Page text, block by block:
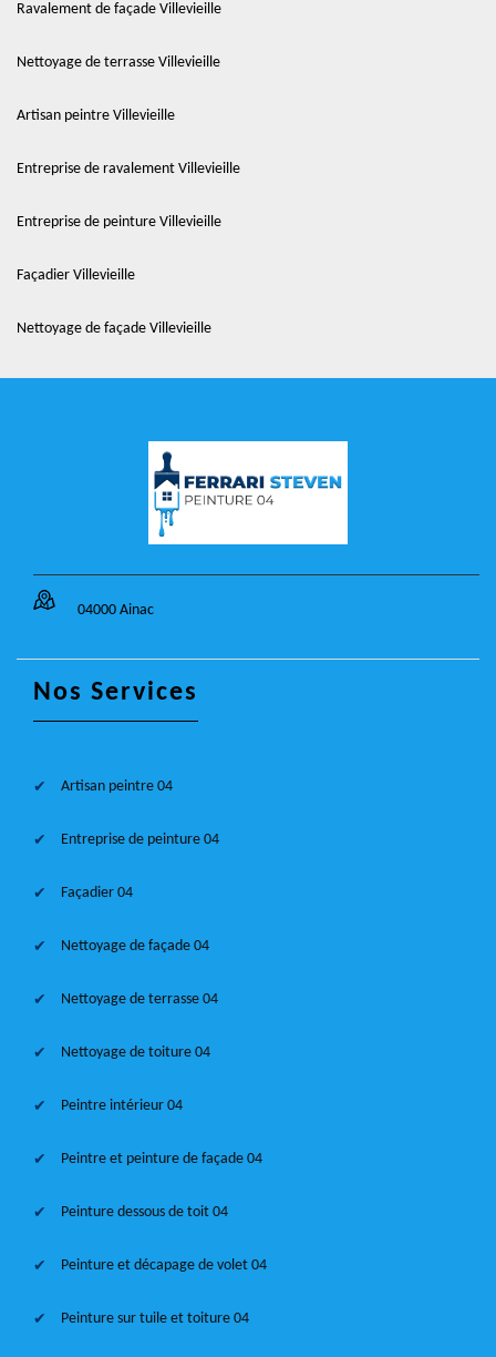
Ravalement de façade Villevieille
Nettoyage de terrasse Villevieille
Artisan peintre Villevieille
Entreprise de ravalement Villevieille
Entreprise de peinture Villevieille
Façadier Villevieille
Nettoyage de façade Villevieille
04000 Ainac
Nos Services
Artisan peintre 04
Entreprise de peinture 04
Façadier 04
Nettoyage de façade 04
Nettoyage de terrasse 04
Nettoyage de toiture 04
Peintre intérieur 04
Peintre et peinture de façade 04
Peinture dessous de toit 04
Peinture et décapage de volet 04
Peinture sur tuile et toiture 04